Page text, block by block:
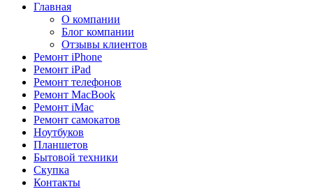
Главная
О компании
Блог компании
Отзывы клиентов
Ремонт iPhone
Ремонт iPad
Ремонт телефонов
Ремонт MacBook
Ремонт iMac
Ремонт самокатов
Ноутбуков
Планшетов
Бытовой техники
Скупка
Контакты